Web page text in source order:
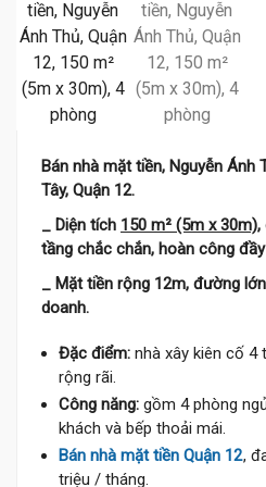
Bán nhà mặt tiền, Nguyễn Ánh
Tây, Quận 12.
_ Diện tích 150 m² (5m x 30m),
tầng chắc chắn, hoàn công
_ Mặt tiền rộng 12m, đường
doanh.
Đặc điểm: nhà xây kiên cố 4
rộng rãi.
Công năng: gồm 4 phòng
khách và bếp thoải mái.
Bán nhà mặt tiền Quận 12,
triệu / tháng.